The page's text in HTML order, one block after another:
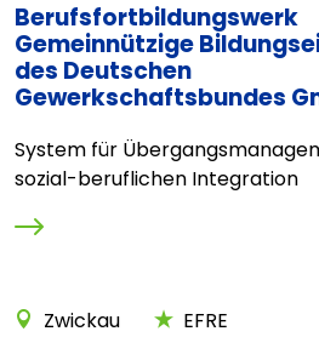
Berufsfortbildungswerk
Gemeinnützige
des Deutschen
Gewerkschaftsbundes
System für
sozial-beruflichen Integration
Zwickau EFRE